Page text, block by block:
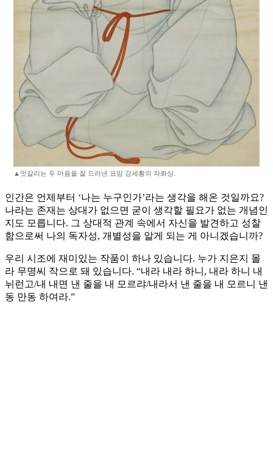
▲엇갈리는 두 마음을 잘 드러낸 표암 강세황의 자화상.
인간은 언제부터 ‘나는 누구인가’라는 생각을 해온 것일까요?
나라는 존재는 상대가 없으면 굳이 생각할 필요가 없는 개념인
지도 모릅니다. 그 상대적 관계 속에서 자신을 발견하고 성찰
함으로써 나의 독자성, 개별성을 알게 되는 게 아니겠습니까?
우리 시조에 재미있는 작품이 하나 있습니다. 누가 지은지 몰
라 무명씨 작으로 돼 있습니다. “내라 내라 하니, 내라 하니 내
뉘런고/내 내면 낸 줄을 내 모르랴/내라서 낸 줄을 내 모르니 낸
동 만동 하여라.”